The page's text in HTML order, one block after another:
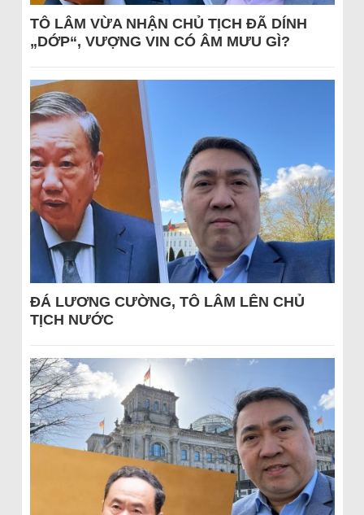
TÔ LÂM VỪA NHẬN CHỦ TỊCH ĐÃ DÍNH
„DỚP“, VƯỢNG VIN CÓ ÂM MƯU GÌ?
ĐÁ LƯƠNG CƯỜNG, TÔ LÂM LÊN CHỦ
TỊCH NƯỚC